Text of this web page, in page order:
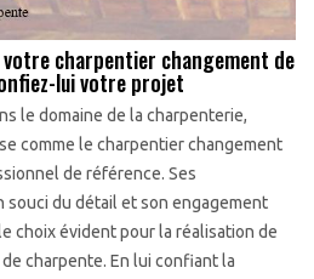
charpentier changement de
lui votre projet
le domaine de la charpenterie,
comme le charpentier changement
de référence. Ses
souci du détail et son engagement
choix évident pour la réalisation de
charpente. En lui confiant la